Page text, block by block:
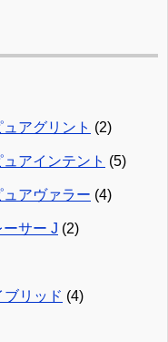
アグリント (2)
アインテント (5)
アヴァラー (4)
サー J (2)
ブリッド (4)